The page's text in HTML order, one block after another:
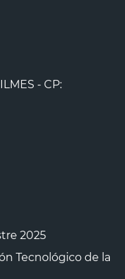
- CP:
2025
Tecnológico de la